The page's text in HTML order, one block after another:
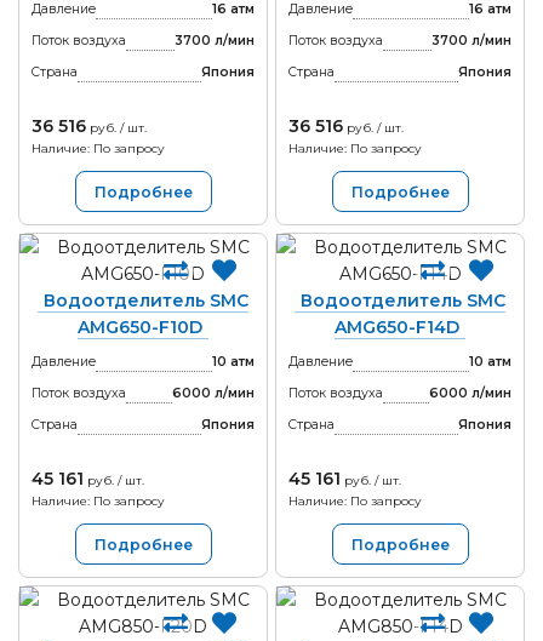
Давление
16 атм
Поток воздуха
3700 л/мин
Страна
Япония
36 516 руб. / шт.
Наличие: По запросу
Подробнее
Давление
16 атм
Поток воздуха
3700 л/мин
Страна
Япония
36 516 руб. / шт.
Наличие: По запросу
Подробнее
Водоотделитель SMC
AMG650-F10D
Давление
10 атм
Поток воздуха
6000 л/мин
Страна
Япония
45 161 руб. / шт.
Наличие: По запросу
Подробнее
Водоотделитель SMC
AMG650-F14D
Давление
10 атм
Поток воздуха
6000 л/мин
Страна
Япония
45 161 руб. / шт.
Наличие: По запросу
Подробнее